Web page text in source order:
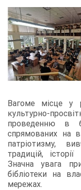
Вагоме місце у
культурно-
проведенню в
спрямованих на
патріотизму,
традицій,
Значна увага
бібліотеки на
мережах.